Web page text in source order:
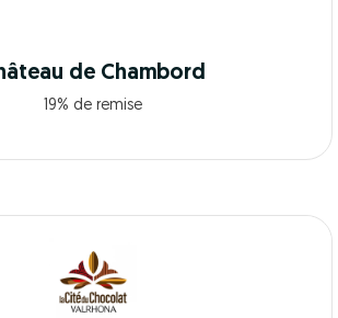
de Chambord
19% de remise